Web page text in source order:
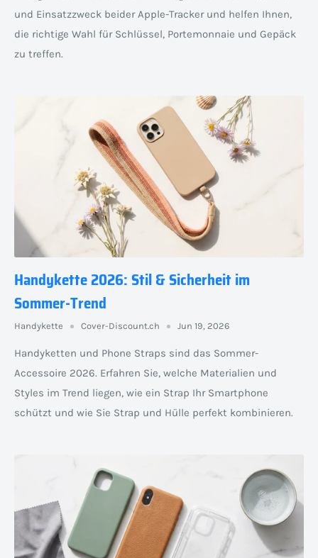
und Einsatzzweck beider Apple-Tracker und helfen Ihnen,
die richtige Wahl für Schlüssel, Portemonnaie und Gepäck
zu treffen.
Handykette 2026: Stil & Sicherheit im
Sommer-Trend
Handykette Cover-Discount.ch Jun 19, 2026
Handyketten und Phone Straps sind das Sommer-
Accessoire 2026. Erfahren Sie, welche Materialien und
Styles im Trend liegen, wie ein Strap Ihr Smartphone
schützt und wie Sie Strap und Hülle perfekt kombinieren.